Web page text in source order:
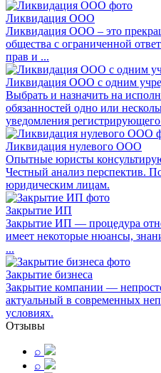
Ликвидация ООО
Ликвидация ООО – это
общества с ограниченной
прав и ...
Ликвидация ООО с одним
Выбрать и назначить на
обязанностей одно или
уведомления
Ликвидация нулевого ООО
Опытные юристы
Честный анализ перспектив.
юридическим лицам.
Закрытие ИП
Закрытие ИП — процедура
имеет некоторые нюансы,
...
Закрытие бизнеса
Закрытие компании —
актуальный в современных
условиях.
Отзывы
⌕
⌕